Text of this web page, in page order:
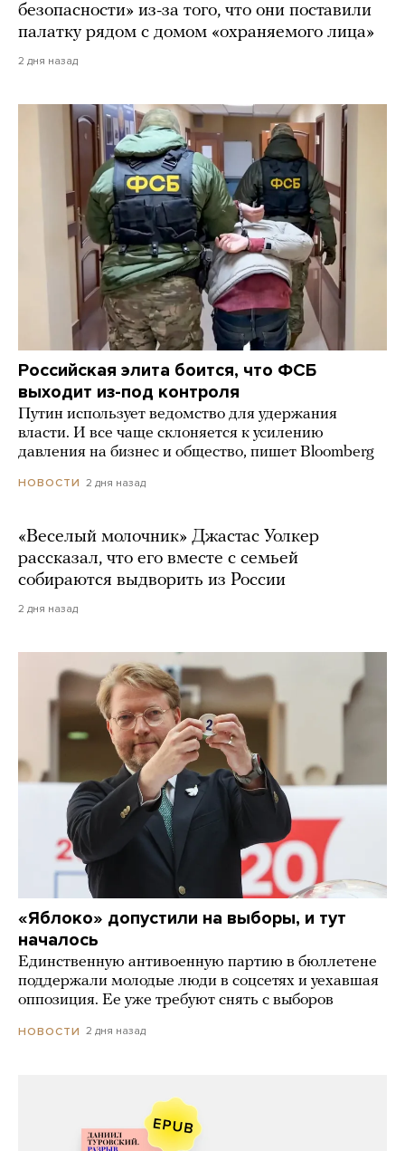
безопасности» из-за того, что они поставили
палатку рядом с домом «охраняемого лица»
2 дня назад
Российская элита боится, что ФСБ
выходит из-под контроля
Путин использует ведомство для удержания
власти. И все чаще склоняется к усилению
давления на бизнес и общество, пишет Bloomberg
НОВОСТИ 2 дня назад
«Веселый молочник» Джастас Уолкер
рассказал, что его вместе с семьей
собираются выдворить из России
2 дня назад
«Яблоко» допустили на выборы, и тут
началось
Единственную антивоенную партию в бюллетене
поддержали молодые люди в соцсетях и уехавшая
оппозиция. Ее уже требуют снять с выборов
НОВОСТИ 2 дня назад